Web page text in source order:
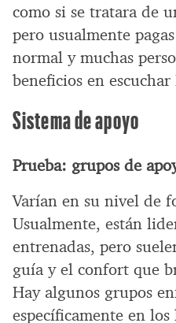
como si se tratara de
pero usualmente
normal y muchas
beneficios en
Sistema de apoyo
Prueba: grupos de
Varían en su nivel de
Usualmente, están
entrenadas, pero
guía y el confort que
Hay algunos grupos
específicamente en